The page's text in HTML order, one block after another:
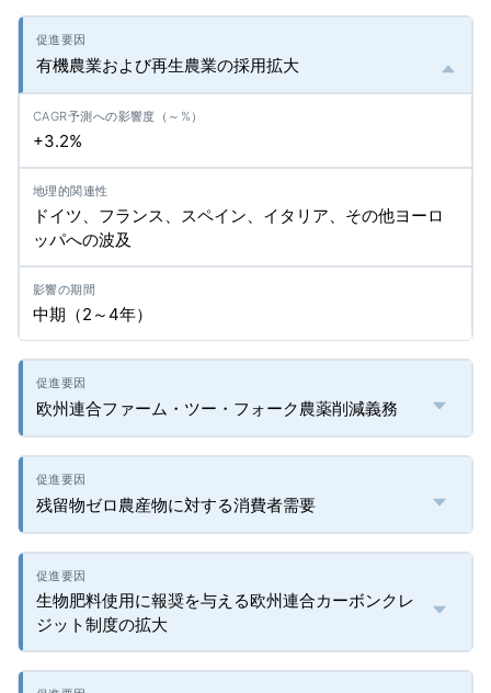
有機農業および再生農業の採用拡大
+3.2%
ドイツ、フランス、スペイン、イタリア、その他ヨーロ
ッパへの波及
中期（2～4年）
欧州連合ファーム・ツー・フォーク農薬削減義務
残留物ゼロ農産物に対する消費者需要
生物肥料使用に報奨を与える欧州連合カーボンクレ
ジット制度の拡大